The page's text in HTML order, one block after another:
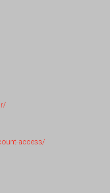
access/